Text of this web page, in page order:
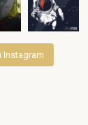
Instagram